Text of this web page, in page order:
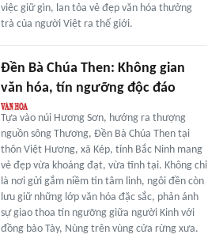
việc giữ gìn, lan tỏa vẻ đẹp văn hóa thưởng
trà của người Việt ra thế giới.
Đền Bà Chúa Then: Không gian
văn hóa, tín ngưỡng độc đáo
Tựa vào núi Hương Sơn, hướng ra thượng
nguồn sông Thương, Đền Bà Chúa Then tại
thôn Việt Hương, xã Kép, tỉnh Bắc Ninh mang
vẻ đẹp vừa khoáng đạt, vừa tĩnh tại. Không chỉ
là nơi gửi gắm niềm tin tâm linh, ngôi đền còn
lưu giữ những lớp văn hóa đặc sắc, phản ánh
sự giao thoa tín ngưỡng giữa người Kinh với
đồng bào Tày, Nùng trên vùng cửa rừng xưa.